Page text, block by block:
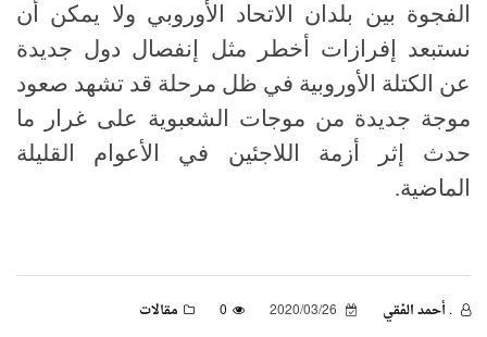
الفجوة بين بلدان الاتحاد الأوروبي ولا يمكن أن
نستبعد إفرازات أخطر مثل إنفصال دول جديدة
عن الكتلة الأوروبية في ظل مرحلة قد تشهد صعود
موجة جديدة من موجات الشعبوية على غرار ما
حدث إثر أزمة اللاجئين في الأعوام القليلة
الماضية.
. أحمد الفقي 0 مقالات